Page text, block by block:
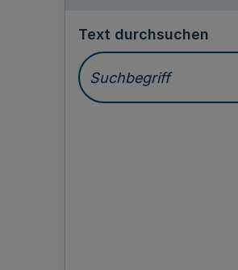
Text durchsuchen